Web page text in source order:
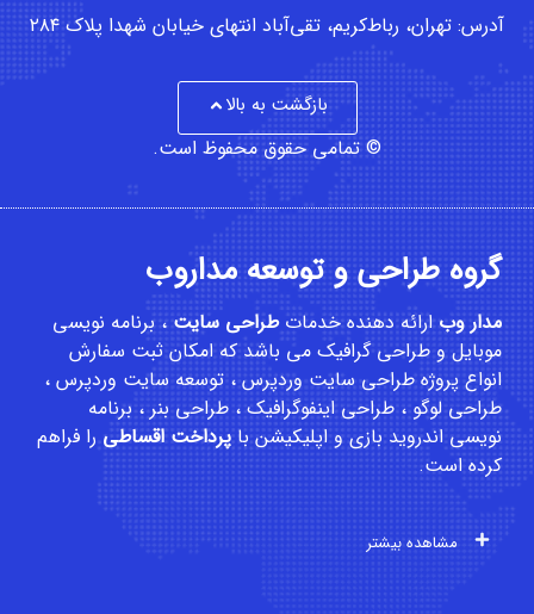
آدرس: تهران، رباط‌کریم، تقی‌آباد انتهای خیابان شهدا پلاک ۲۸۴
بازگشت به بالا
© تمامی حقوق محفوظ است.
گروه طراحی و توسعه مداروب
مدار وبارائه دهنده خدماتطراحی سایت ،برنامه نویسی
موبایلوطراحی گرافیک می باشد که امکانثبت سفارش
انواع پروژه طراحی سایت وردپرس ، توسعه سایت وردپرس ،
طراحی لوگو ، طراحی اینفوگرافیک ، طراحی بنر ، برنامه
نویسی اندروید بازی و اپلیکیشن باپرداخت اقساطیرا فراهم
کرده است.
مشاهده بیشتر